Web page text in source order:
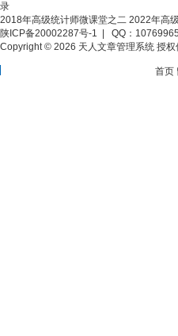
录
2018年高级统计师微课堂之二 2022年高
陕ICP备20002287号-1 | QQ：
Copyright © 2026 天人文章管理系统 授权
首页